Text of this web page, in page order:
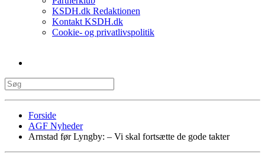
KSDH.dk Redaktionen
Kontakt KSDH.dk
Cookie- og privatlivspolitik
Forside
AGF Nyheder
Arnstad før Lyngby: – Vi skal fortsætte de gode takter